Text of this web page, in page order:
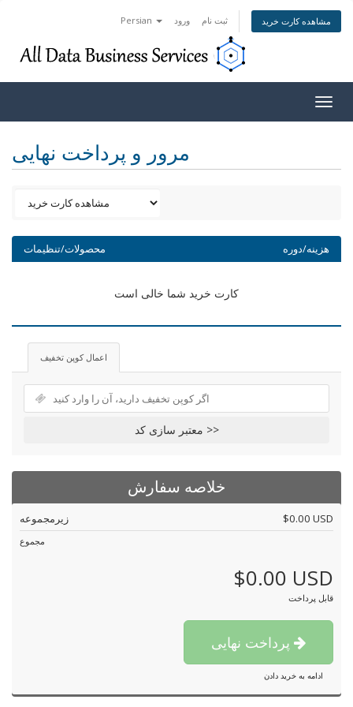
Persian ورود ثبت نام مشاهده کارت خرید
مرور و پرداخت نهایی
محصولات/تنظیمات هزینه/دوره
کارت خرید شما خالی است
اعمال کوپن تخفیف
معتبر سازی کد >>
خلاصه سفارش
زیرمجموعه $0.00 USD
مجموع
$0.00 USD
قابل پرداخت
ادامه به خرید دادن